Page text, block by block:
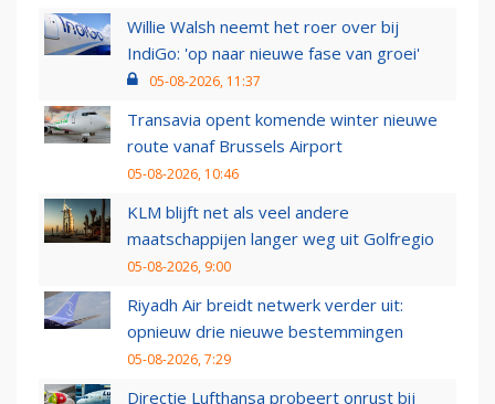
Willie Walsh neemt het roer over bij
IndiGo: 'op naar nieuwe fase van groei'
05-08-2026, 11:37
Transavia opent komende winter nieuwe
route vanaf Brussels Airport
05-08-2026, 10:46
KLM blijft net als veel andere
maatschappijen langer weg uit Golfregio
05-08-2026, 9:00
Riyadh Air breidt netwerk verder uit:
opnieuw drie nieuwe bestemmingen
05-08-2026, 7:29
Directie Lufthansa probeert onrust bij